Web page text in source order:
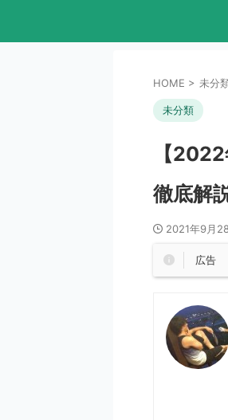
HOME > 未分
未分類
【
徹底解
2021年9月
広告